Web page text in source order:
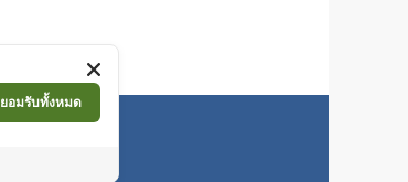
ยอมรับทั้งหมด